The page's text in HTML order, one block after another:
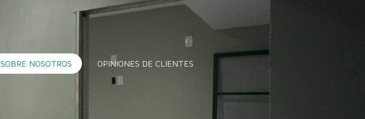
SOBRE NOSOTROS OPINIONES DE CLIENTES